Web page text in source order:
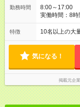
勤務時間
8:00～17:00
実働時間：8時間/日 休憩1時間
る日が多い働
ので、 「今日
方を大切にし
特徴 10名以上の大
気になる！
掲載元企